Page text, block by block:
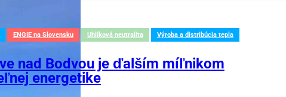
ENGIE na Slovensku Uhlíková neutralita Výroba a distribúcia tepla
nad Bodvou je ďalším míľnikom
energetike